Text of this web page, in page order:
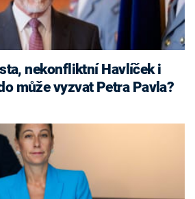
může vyzvat Petra Pavla?